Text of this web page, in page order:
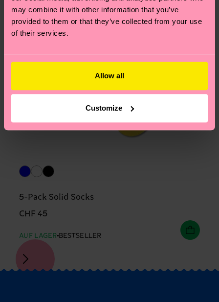
may combine it with other information that you’ve
provided to them or that they’ve collected from your use
of their services.
Allow all
Customize
5-Pack Solid Socks
CHF 45
AUF LAGER BESTSELLER